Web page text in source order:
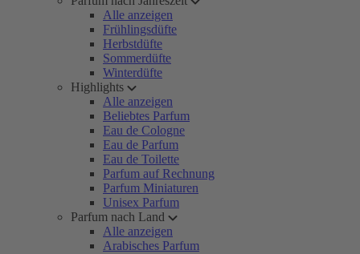
Alle anzeigen
Frühlingsdüfte
Herbstdüfte
Sommerdüfte
Winterdüfte
Highlights
Alle anzeigen
Beliebtes Parfum
Eau de Cologne
Eau de Parfum
Eau de Toilette
Parfum auf Rechnung
Parfum Miniaturen
Unisex Parfum
Parfum nach Land
Alle anzeigen
Arabisches Parfum